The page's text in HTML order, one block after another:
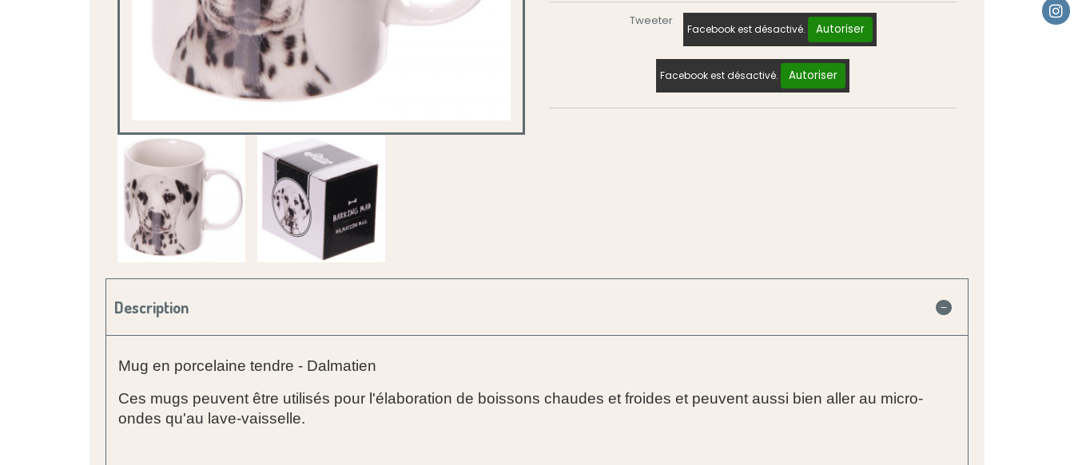
Tweeter
Facebook est désactivé. Autoriser
Facebook est désactivé. Autoriser
Description
Mug en porcelaine tendre - Dalmatien
Ces mugs peuvent être utilisés pour l'élaboration de boissons chaudes et froides et peuvent aussi bien aller au micro-
ondes qu'au lave-vaisselle.